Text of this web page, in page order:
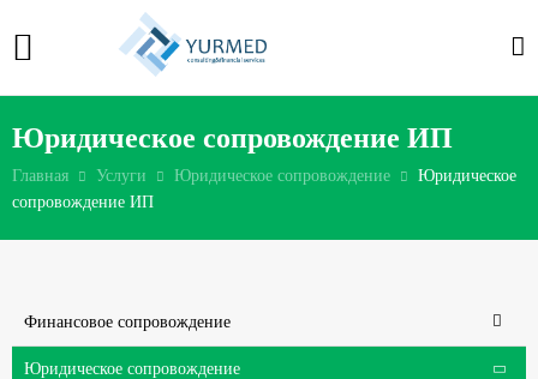
Юридическое сопровождение ИП
Главная Услуги Юридическое сопровождение
Юридическое
сопровождение ИП
Финансовое сопровождение
Юридическое сопровождение